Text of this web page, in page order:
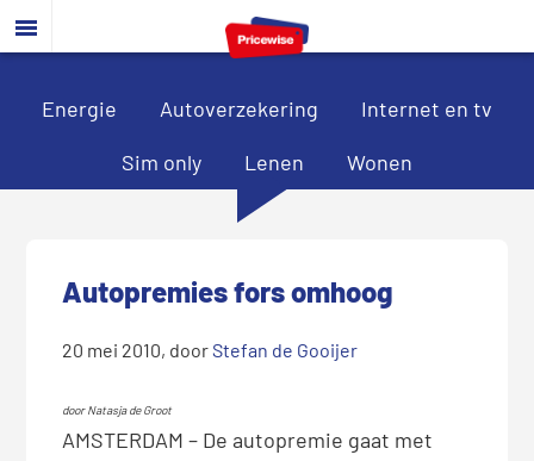
Door
naar
hoofd
Spring
naar
eerste
Spring
naar
voettekst
Energie Autoverzekering Internet en tv
Sim only Lenen Wonen
Autopremies fors omhoog
20 mei 2010, doorStefan de Gooijer
door Natasja de Groot
AMSTERDAM – De autopremie gaat met